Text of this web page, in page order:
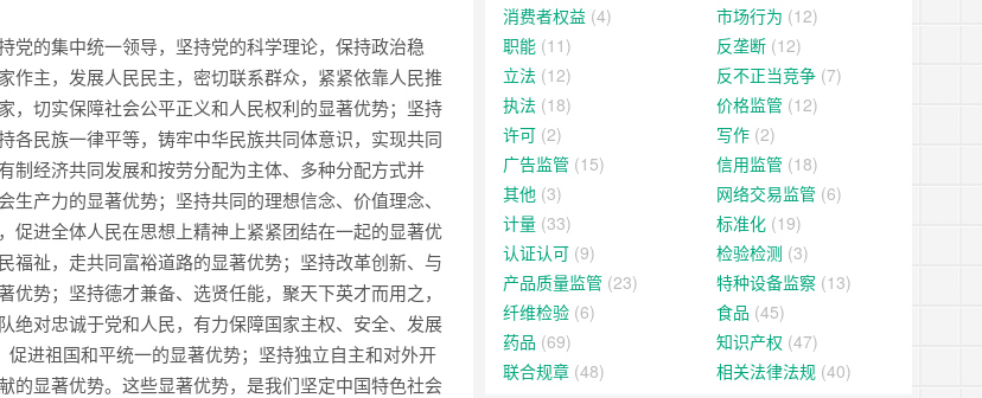
党的集中统一领导，坚持党的科学理论，保持政治稳
作主，发展人民民主，密切联系群众，紧紧依靠人民推
，切实保障社会公平正义和人民权利的显著优势；坚持
各民族一律平等，铸牢中华民族共同体意识，实现共同
制经济共同发展和按劳分配为主体、多种分配方式并
产力的显著优势；坚持共同的理想信念、价值理念、
促进全体人民在思想上精神上紧紧团结在一起的显著优
福祉，走共同富裕道路的显著优势；坚持改革创新、与
势；坚持德才兼备、选贤任能，聚天下英才而用之，
绝对忠诚于党和人民，有力保障国家主权、安全、发展
进祖国和平统一的显著优势；坚持独立自主和对外开
的显著优势。这些显著优势，是我们坚定中国特色社会
消费者权益 (4) 市场行为 (12)
职能 (11) 反垄断 (12)
立法 (12) 反不正当竞争 (7)
执法 (18) 价格监管 (12)
许可 (2) 写作 (2)
广告监管 (15) 信用监管 (18)
其他 (3) 网络交易监管 (6)
计量 (33) 标准化 (19)
认证认可 (9) 检验检测 (3)
产品质量监管 (23) 特种设备监察 (13)
纤维检验 (6) 食品 (45)
药品 (69) 知识产权 (47)
联合规章 (48) 相关法律法规 (40)